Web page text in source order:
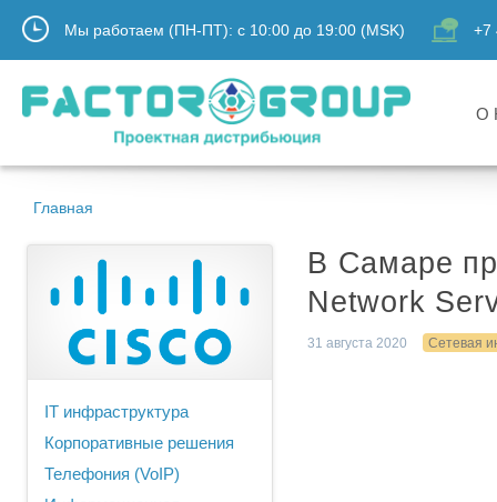
Мы работаем (ПН-ПТ): с 10:00 до 19:00 (MSK) +7
О
Главная
IT инфраструктура
Корпоративные решения
Телефония (VoIP)
В Самаре
Network
31 августа 2020 Сетевая